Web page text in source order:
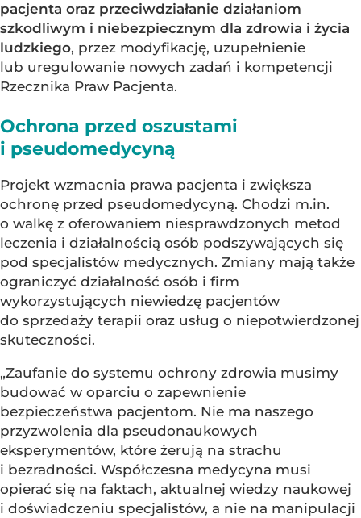
pacjenta oraz przeciwdziałanie działaniom
szkodliwym i niebezpiecznym dla zdrowia i życia
ludzkiego, przez modyfikację, uzupełnienie
lub uregulowanie nowych zadań i kompetencji
Rzecznika Praw Pacjenta.
Ochrona przed oszustami
i pseudomedycyną
Projekt wzmacnia prawa pacjenta i zwiększa
ochronę przed pseudomedycyną. Chodzi m.in.
o walkę z oferowaniem niesprawdzonych metod
leczenia i działalnością osób podszywających się
pod specjalistów medycznych. Zmiany mają także
ograniczyć działalność osób i firm
wykorzystujących niewiedzę pacjentów
do sprzedaży terapii oraz usług o niepotwierdzonej
skuteczności.
„Zaufanie do systemu ochrony zdrowia musimy
budować w oparciu o zapewnienie
bezpieczeństwa pacjentom. Nie ma naszego
przyzwolenia dla pseudonaukowych
eksperymentów, które żerują na strachu
i bezradności. Współczesna medycyna musi
opierać się na faktach, aktualnej wiedzy naukowej
i doświadczeniu specjalistów, a nie na manipulacji